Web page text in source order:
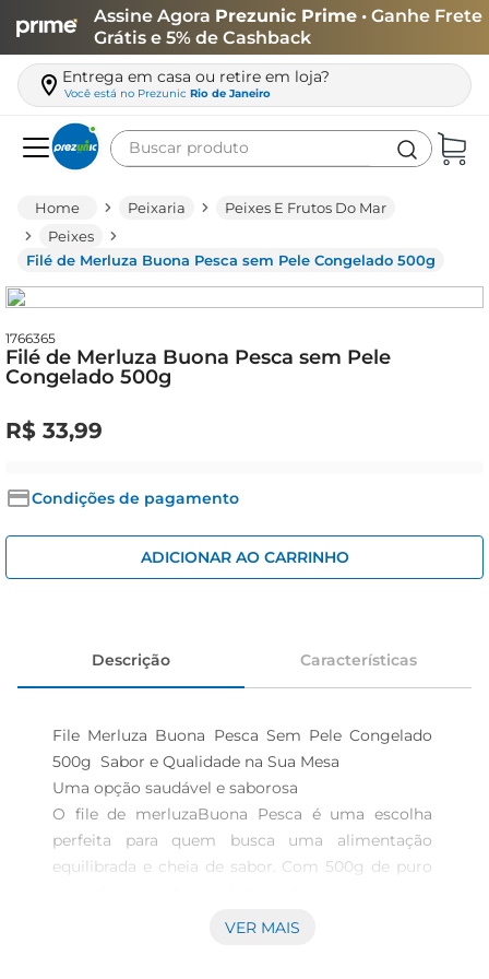
Assine Agora Prezunic Prime • Ganhe Frete
Grátis e 5% de Cashback
Entrega em casa ou retire em loja?
Você está no Prezunic Rio de Janeiro
Buscar produto
Peixaria
Peixes E Frutos Do Mar
Peixes
Filé de Merluza Buona Pesca sem Pele Congelado 500g
1766365
Filé de Merluza Buona Pesca sem Pele
Congelado 500g
R$ 33,99
Condições de pagamento
ADICIONAR AO CARRINHO
Descrição Características
File Merluza Buona Pesca Sem Pele Congelado
500g  Sabor e Qualidade na Sua Mesa
Uma opção saudável e saborosa
O file de merluzaBuona Pesca é uma escolha
perfeita para quem busca uma alimentação
equilibrada e cheia de sabor. Com 500g de puro
refeições leves e nutritivas, trazendo a essência
VER MAIS
leite
queijo
azeite
iogurte